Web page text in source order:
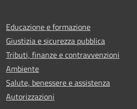
Educazione e formazione
Giustizia e sicurezza pubblica
Tributi, finanze e contravvenzioni
Ambiente
Salute, benessere e assistenza
Autorizzazioni